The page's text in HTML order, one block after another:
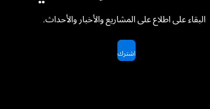
البقاء على اطلاع على المشاريع والأخبار والأحداث.
اشترك